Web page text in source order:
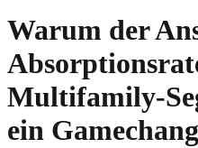
Warum der
Multifamily-
ein